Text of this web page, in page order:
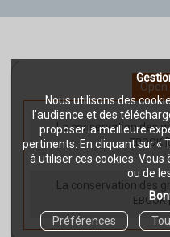
Nous utilisons des
l’audience et des
proposer la meilleure
pertinents. En cliquant sur «
à utiliser ces cookies.
ou de
Préférences
La conservation des
EBOOK
La conservation des
EBOOK